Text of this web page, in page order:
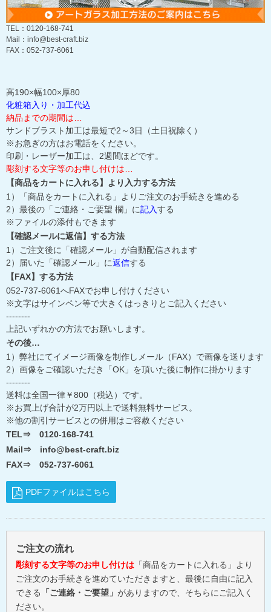
TEL：0120-168-741
Mail：info@best-craft.biz
FAX：052-737-6061
高190×幅100×厚80
化粧箱入り・加工代込
納品までの期間は…
サンドブラスト加工は最短で2～3日（土日祝除く）
※お急ぎの方はお電話をください。
印刷・レーザー加工は、2週間ほどです。
彫刻する文字等のお申し付けは…
【商品をカートに入れる】より入力する方法
1）「商品をカートに入れる」よりご注文のお手続きを進める
2）最後の「ご連絡・ご要望 欄」に記入する
※ファイルの添付もできます
【確認メールに返信】する方法
1）ご注文後に「確認メール」が自動配信されます
2）届いた「確認メール」に返信する
【FAX】する方法
052-737-6061へFAXでお申し付けください
※文字はサインペン等で大きくはっきりとご記入ください
--------
上記いずれかの方法でお願いします。
その後…
1）弊社にてイメージ画像を制作しメール（FAX）で画像を送ります
2）画像をご確認いただき「OK」を頂いた後に制作に掛かります
--------
送料は全国一律￥800（税込）です。
※お買上げ合計が2万円以上で送料無料サービス。
※他の割引サービスとの併用はご容赦ください
TEL⇒ 0120-168-741
Mail⇒ info@best-craft.biz
FAX⇒ 052-737-6061
PDFファイルはこちら
ご注文の流れ
彫刻する文字等のお申し付けは 「商品をカートに入れる」より
ご注文のお手続きを進めていただきますと、最後に自由に記入
できる
「ご連絡・ご要望」 がありますので、そちらにご記入く
ださい。